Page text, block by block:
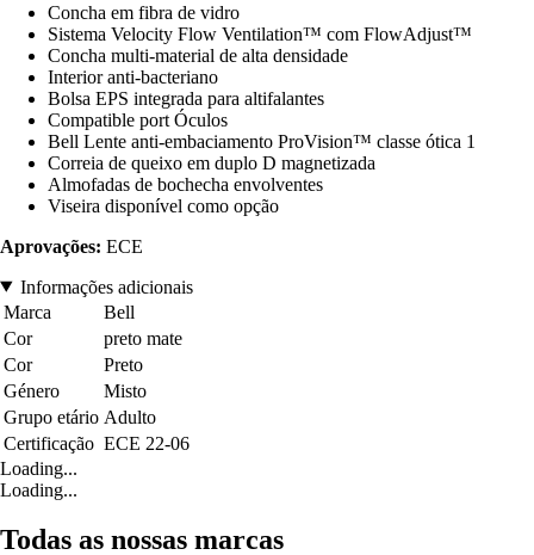
Concha em fibra de vidro
Sistema Velocity Flow Ventilation™ com FlowAdjust™
Concha multi-material de alta densidade
Interior anti-bacteriano
Bolsa EPS integrada para altifalantes
Compatible port Óculos
Bell Lente anti-embaciamento ProVision™ classe ótica 1
Correia de queixo em duplo D magnetizada
Almofadas de bochecha envolventes
Viseira disponível como opção
Aprovações: ECE
Informações adicionais
Marca
Bell
Cor
preto mate
Cor
Preto
Género
Misto
Grupo etário Adulto
Certificação ECE 22-06
Loading...
Loading...
Todas as nossas marcas